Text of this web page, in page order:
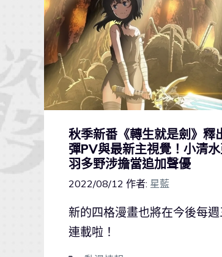
秋季新番《轉生就是劍》釋
彈PV與最新主視覺！小清水
羽多野涉擔當追加聲優
2022/08/12 作者: 星藍
新的四格漫畫也將在今後每
連載啦！